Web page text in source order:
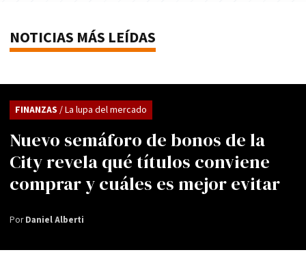
NOTICIAS MÁS LEÍDAS
Nuevo semáforo de bonos de la
City revela qué títulos conviene
comprar y cuáles es mejor evitar
FINANZAS / La lupa del mercado
PorDaniel Alberti